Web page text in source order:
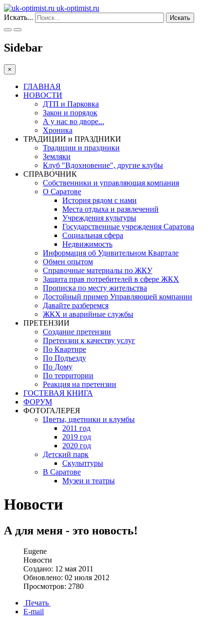
uk-optimist.ru
Искать...
Искать
Sidebar
×
ГЛАВНАЯ
НОВОСТИ
ДТП и Парковка
Закон и порядок
А у нас во дворе...
Хроника
ТРАДИЦИИ и ПРАЗДНИКИ
Традиции и праздники
Земляки
Клуб "Вдохновение", другие клубы
СПРАВОЧНИК
Собственники и управляющая компания
О Саратове
История рядом с нами
Места отдыха и развлечений
Учреждения культуры
Государственные учреждения Саратова
Социальная сфера
Недвижимость
Информация об Удивительном Квартале
Обмен опытом
Справочные материалы по ЖКУ
Защита прав потребителей в сфере ЖКХ
Прописка по месту жительства
Достойный пример Управляющей компании
Давайте разберемся
ЖКХ и аварийные службы
ПРЕТЕНЗИИ
Создание претензии
Претензии к качеству услуг
По Квартире
По Подъезду
По Дому
По территории
Реакция на претензии
ГОСТЕВАЯ КНИГА
ФОРУМ
ФОТОГАЛЕРЕЯ
Цветы, цветники и клумбы
2011 год
2019 год
2020 год
Детский парк
Скульптуры
В Саратове
Музеи и театры
Новости
А для меня - это новость!
Eugene
Новости
Создано: 12 мая 2011
Обновлено: 02 июля 2012
Просмотров: 2780
Печать
E-mail